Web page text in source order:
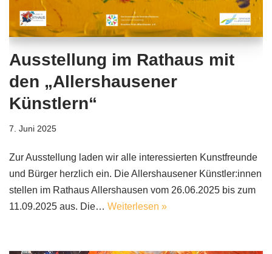
Ausstellung im Rathaus mit
den „Allershausener
Künstlern“
7. Juni 2025
Zur Ausstellung laden wir alle interessierten Kunstfreunde
und Bürger herzlich ein. Die Allershausener Künstler:innen
stellen im Rathaus Allershausen vom 26.06.2025 bis zum
11.09.2025 aus. Die… Weiterlesen »